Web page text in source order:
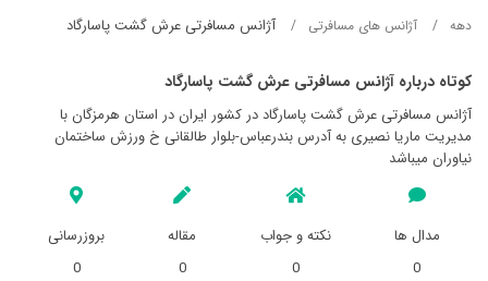
دهه آژانس های مسافرتی آژانس مسافرتی عرش گشت پاسارگاد
کوتاه درباره آژانس مسافرتی عرش گشت پاسارگاد
آژانس مسافرتی عرش گشت پاسارگاد در کشور ایران در استان هرمزگان با
مدیریت ماریا نصیری به آدرس بندرعباس-بلوار طالقانی خ ورزش ساختمان
نیاوران میباشد
مدال ها
0
نکته و جواب
0
مقاله
0
بروزرسانی
0